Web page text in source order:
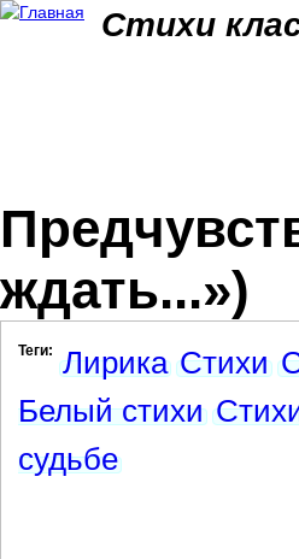
Стихи
ждать...»)
Теги: Лирика Стихи
Белый стихи
судьбе